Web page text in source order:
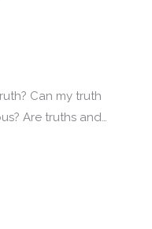
Can my truth
Are truths and…